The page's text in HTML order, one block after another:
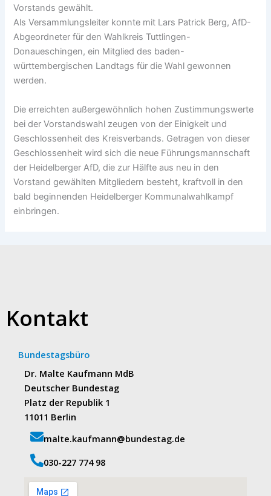
Vorstands gewählt.
Als Versammlungsleiter konnte mit Lars Patrick Berg, AfD-
Abgeordneter für den Wahlkreis Tuttlingen-
Donaueschingen, ein Mitglied des baden-
württembergischen Landtags für die Wahl gewonnen
werden.
Die erreichten außergewöhnlich hohen Zustimmungswerte
bei der Vorstandswahl zeugen von der Einigkeit und
Geschlossenheit des Kreisverbands. Getragen von dieser
Geschlossenheit wird sich die neue Führungsmannschaft
der Heidelberger AfD, die zur Hälfte aus neu in den
Vorstand gewählten Mitgliedern besteht, kraftvoll in den
bald beginnenden Heidelberger Kommunalwahlkampf
einbringen.
Kontakt
Bundestagsbüro
Dr. Malte Kaufmann MdB
Deutscher Bundestag
Platz der Republik 1
11011 Berlin
malte.kaufmann@bundestag.de
‭030-227 774 98‬